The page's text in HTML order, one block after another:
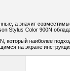
а значит
Stylus Color 900N
который наиболее
на экране